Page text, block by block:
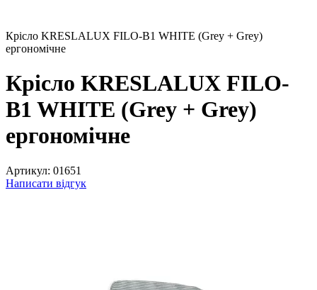
Крісло KRESLALUX FILO-B1 WHITE (Grey + Grey)
ергономічне
Крісло KRESLALUX FILO-
B1 WHITE (Grey + Grey)
ергономічне
Артикул: 01651
Написати відгук